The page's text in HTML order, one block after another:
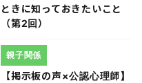
ときに知っておきたいこと
（第2回）
【掲示板の声×公認心理師】
親子関係